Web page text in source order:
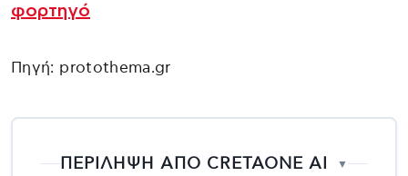
φορτηγό
Πηγή: protothema.gr
ΠΕΡΙΛΗΨΗ ΑΠΟ CRETAONE AI ▼